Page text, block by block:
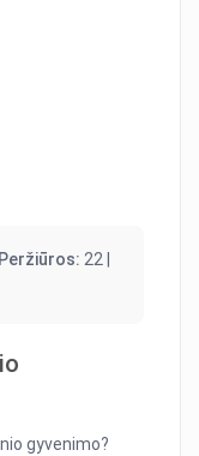
22 |
gyvenimo?